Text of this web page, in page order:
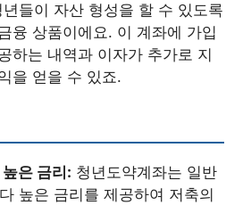
들이 자산 형성을 할 수 있도록
융 상품이에요. 이 계좌에 가입
하는 내역과 이자가 추가로 지
을 얻을 수 있죠.
은 금리: 청년도약계좌는 일반
높은 금리를 제공하여 저축의